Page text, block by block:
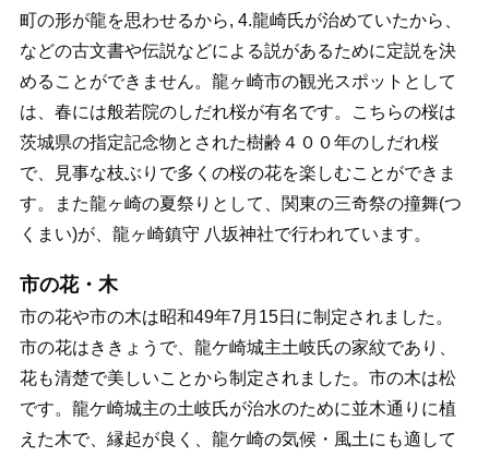
町の形が龍を思わせるから, 4.龍崎氏が治めていたから、
などの古文書や伝説などによる説があるために定説を決
めることができません。龍ヶ崎市の観光スポットとして
は、春には般若院のしだれ桜が有名です。こちらの桜は
茨城県の指定記念物とされた樹齢４００年のしだれ桜
で、見事な枝ぶりで多くの桜の花を楽しむことができま
す。また龍ヶ崎の夏祭りとして、関東の三奇祭の撞舞(つ
くまい)が、龍ヶ崎鎮守 八坂神社で行われています。
市の花・木
市の花や市の木は昭和49年7月15日に制定されました。
市の花はききょうで、龍ケ崎城主土岐氏の家紋であり、
花も清楚で美しいことから制定されました。市の木は松
です。龍ケ崎城主の土岐氏が治水のために並木通りに植
えた木で、縁起が良く、龍ケ崎の気候・風土にも適して